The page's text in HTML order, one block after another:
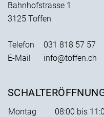
Bahnhofstrasse 1
3125 Toffen
Telefon
031 818 57 57
E-Mail
info@toffen.ch
Montag 08:00 bis